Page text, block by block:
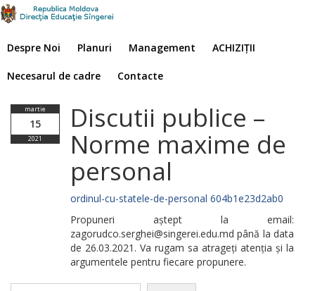
Despre Noi Planuri Management ACHIZIȚII
Necesarul de cadre Contacte
martie
15
2021
Discutii publice –
Norme maxime de
personal
ordinul-cu-statele-de-personal 604b1e23d2ab0
Propuneri aștept la email:
zagorudco.serghei@singerei.edu.md până la data
de 26.03.2021. Va rugam sa atrageți atenția și la
argumentele pentru fiecare propunere.